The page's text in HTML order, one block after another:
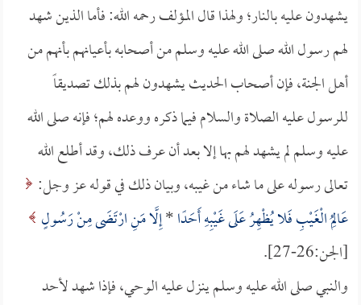
يشهدون عليه بالنار؛ ولهذا قال المؤلف رحمه الله: فأما الذين شهد
لهم رسول الله صلى الله عليه وسلم من أصحابه بأعيانهم بأنهم من
أهل الجنة، فإن أصحاب الحديث يشهدون لهم بذلك تصديقاً
للرسول عليه الصلاة والسلام فيما ذكره ووعده لهم؛ فإنه صلى الله
عليه وسلم لم يشهد لهم بها إلا بعد أن عرف ذلك، وقد أطلع الله
تعالى رسوله على ما شاء من غيبه، وبيان ذلك في قوله عز وجل:
عَالِمُ الْغَيْبِ فَلا يُظْهِرُ عَلَى غَيْبِهِ أَحَدًا*إِلَّا مَنِ ارْتَضَى مِنْ رَسُولٍ
[الجن:26-27].
والنبي صلى الله عليه وسلم ينزل عليه الوحي، فإذا شهد لأحد